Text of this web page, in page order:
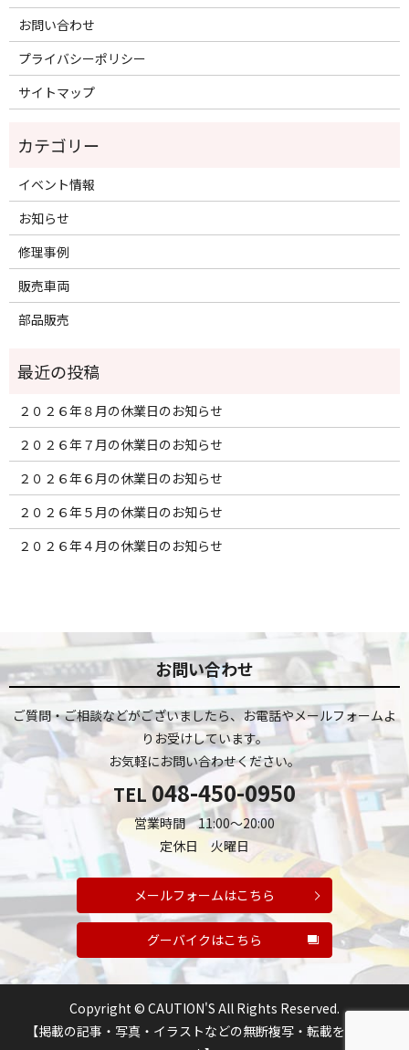
お問い合わせ
プライバシーポリシー
サイトマップ
イベント情報
お知らせ
修理事例
販売車両
部品販売
２０２６年８月の休業日のお知らせ
２０２６年７月の休業日のお知らせ
２０２６年６月の休業日のお知らせ
２０２６年５月の休業日のお知らせ
２０２６年４月の休業日のお知らせ
お問い合わせ
ご質問・ご相談などがございましたら、お電話やメールフォームよ
りお受けしています。
お気軽にお問い合わせください。
TEL 048-450-0950
営業時間 11:00～20:00
定休日 火曜日
メールフォームはこちら
グーバイクはこちら
Copyright © CAUTION'S All Rights Reserved.
【掲載の記事・写真・イラストなどの無断複写・転載を禁じま